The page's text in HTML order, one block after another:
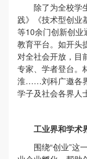
除了为全校学
践》《技术型创业
等10余门创新创业
教育平台。如开头
对全社会开放，目
专家、学者登台。
淮……刘科广邀各
学子及社会各界人
工业界和学术
围绕“创业”这